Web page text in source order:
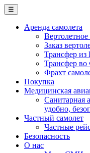
☰
Аренда самолета
Вертолетное
Заказ
Трансфер
Трансфер
Фрахт
Покупка
Медицинская
Санитарная
удобно,
Частный самолет
Частные
Безопасность
О нас